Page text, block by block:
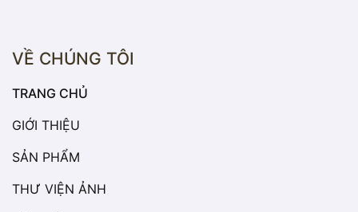
VỀ CHÚNG TÔI
TRANG CHỦ
GIỚI THIỆU
SẢN PHẨM
THƯ VIỆN ẢNH